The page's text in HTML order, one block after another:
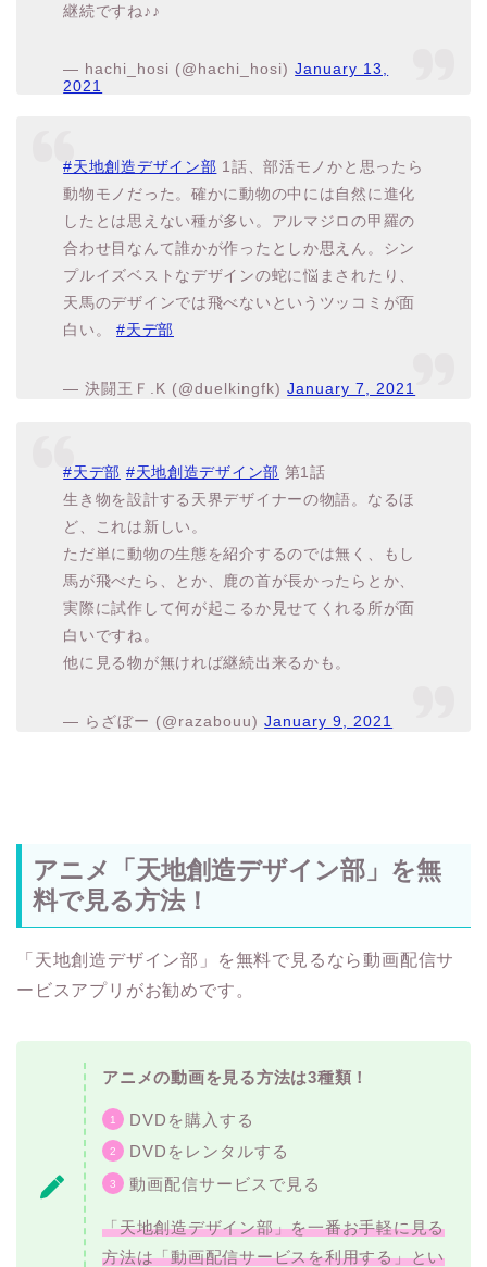
継続ですね♪♪
— hachi_hosi (@hachi_hosi)January 13,
2021
#天地創造デザイン部 1話、部活モノかと思ったら
動物モノだった。確かに動物の中には自然に進化
したとは思えない種が多い。アルマジロの甲羅の
合わせ目なんて誰かが作ったとしか思えん。シン
プルイズベストなデザインの蛇に悩まされたり、
天馬のデザインでは飛べないというツッコミが面
白い。#天デ部
— 決闘王Ｆ.K (@duelkingfk)January 7, 2021
#天デ部 #天地創造デザイン部 第1話
生き物を設計する天界デザイナーの物語。なるほ
ど、これは新しい。
ただ単に動物の生態を紹介するのでは無く、もし
馬が飛べたら、とか、鹿の首が長かったらとか、
実際に試作して何が起こるか見せてくれる所が面
白いですね。
他に見る物が無ければ継続出来るかも。
— らざぼー (@razabouu)January 9, 2021
アニメ「天地創造デザイン部」を無
料で見る方法！
「天地創造デザイン部」を無料で見るなら動画配信サ
ービスアプリがお勧めです。
アニメの動画を見る方法は3種類！
DVDを購入する
DVDをレンタルする
動画配信サービスで見る
「天地創造デザイン部」を一番お手軽に見る
方法は「動画配信サービスを利用する」とい